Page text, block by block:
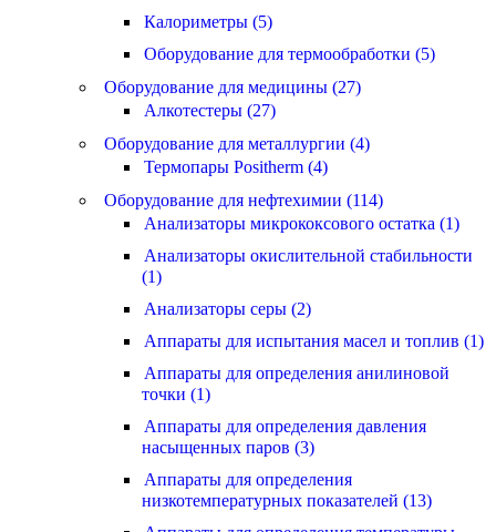
Калориметры (5)
Оборудование для термообработки (5)
Оборудование для медицины (27)
Алкотестеры (27)
Оборудование для металлургии (4)
Термопары Positherm (4)
Оборудование для нефтехимии (114)
Анализаторы микрококсового остатка (1)
Анализаторы окислительной стабильности
(1)
Анализаторы серы (2)
Аппараты для испытания масел и топлив (1)
Аппараты для определения анилиновой
точки (1)
Аппараты для определения давления
насыщенных паров (3)
Аппараты для определения
низкотемпературных показателей (13)